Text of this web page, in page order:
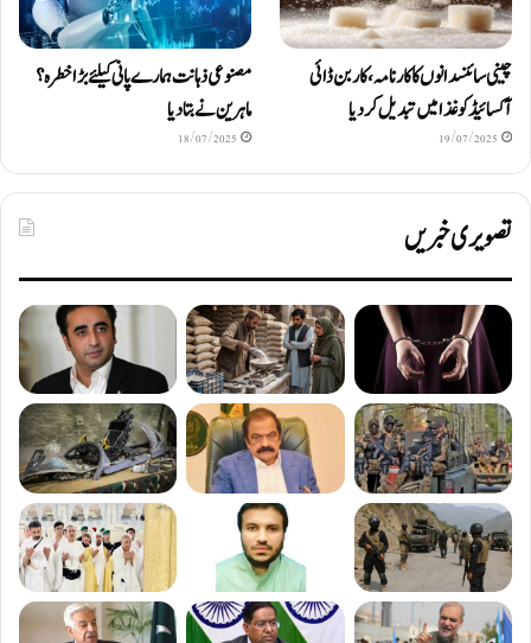
چینی سائنسدانوں کا کارنامہ، کاربن ڈائی
آکسائیڈ کو غذا میں تبدیل کردیا
19/07/2025
مصنوعی ذہانت ہمارے پانی کیلئے بڑا خطرہ؟
ماہرین نے بتا دیا
18/07/2025
تصویری خبریں